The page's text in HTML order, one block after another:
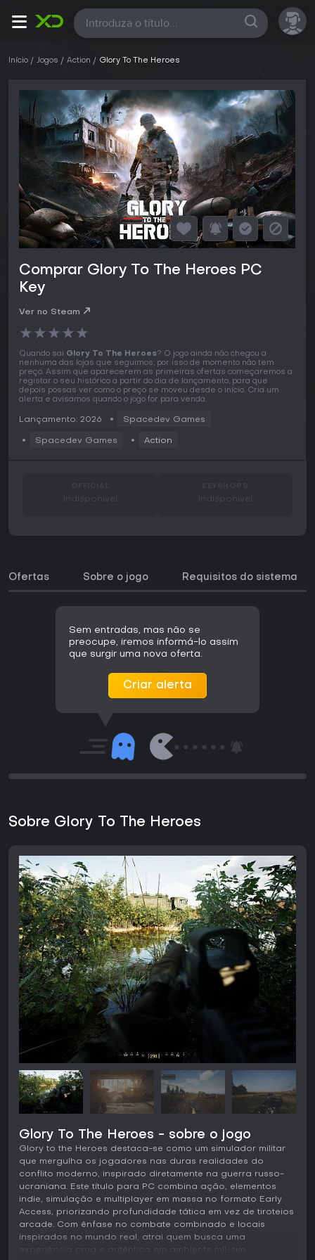
Todas
Início Jogos Action Glory To The Heroes
Comprar Glory To The Heroes PC
Key
Ver no Steam
★★★★★
Quando sai Glory To The Heroes? O jogo ainda não chegou a
nenhuma das lojas que seguimos, por isso de momento não tem
preço. Assim que aparecerem as primeiras ofertas começaremos a
registar o seu histórico a partir do dia de lançamento, para que
depois possas ver como o preço se moveu desde o início. Cria um
alerta e avisamos quando o jogo for para venda.
Lançamento: 2026 Spacedev Games
Spacedev Games Action
Indisponível Indisponível
Ofertas Sobre o jogo Requisitos do sistema
Sem entradas, mas não se
preocupe, iremos informá-lo assim
que surgir uma nova oferta.
Criar alerta
Sobre Glory To The Heroes
Glory To The Heroes - sobre o jogo
Glory to the Heroes destaca-se como um simulador militar
que mergulha os jogadores nas duras realidades do
conflito moderno, inspirado diretamente na guerra russo-
ucraniana. Este título para PC combina ação, elementos
indie, simulação e multiplayer em massa no formato Early
Access, priorizando profundidade tática em vez de tiroteios
arcade. Com ênfase no combate combinado e locais
inspirados no mundo real, atrai quem busca uma
experiência crua e autêntica em ambiente mil-sim.